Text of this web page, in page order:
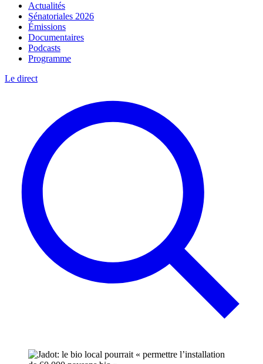
Actualités
Sénatoriales 2026
Émissions
Documentaires
Podcasts
Programme
Le direct